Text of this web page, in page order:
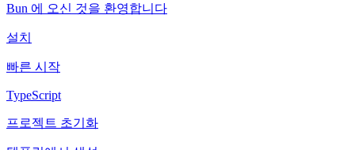
Bun 에 오신 것을 환영합니다
설치
빠른 시작
TypeScript
프로젝트 초기화